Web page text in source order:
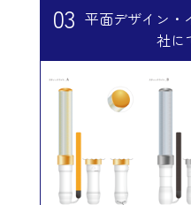
03 平面デザイン・
社に